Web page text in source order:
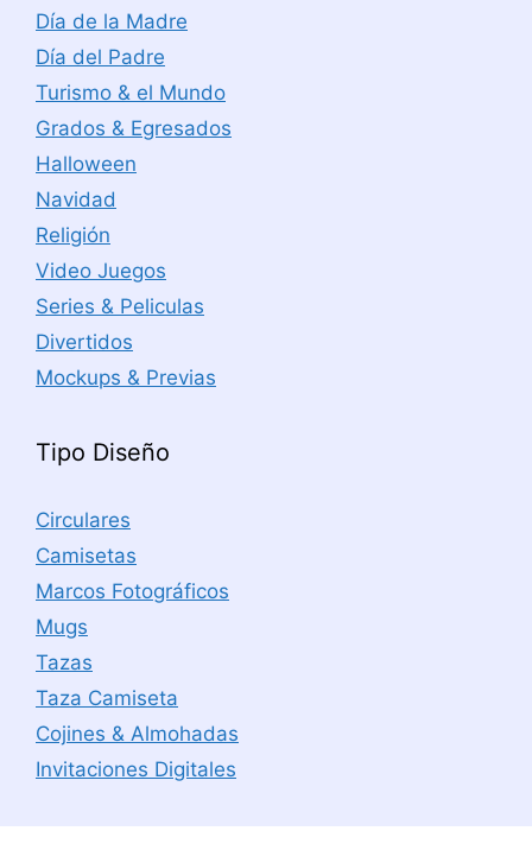
Día de la Madre
Día del Padre
Turismo & el Mundo
Grados & Egresados
Halloween
Navidad
Religión
Video Juegos
Series & Peliculas
Divertidos
Mockups & Previas
Tipo Diseño
Circulares
Camisetas
Marcos Fotográficos
Mugs
Tazas
Taza Camiseta
Cojines & Almohadas
Invitaciones Digitales